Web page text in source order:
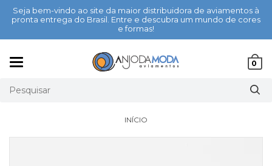
Seja bem-vindo ao site da maior distribuidora de aviamentos à
pronta entrega do Brasil. Entre e descubra um mundo de cores
e formas!
0
INÍCIO